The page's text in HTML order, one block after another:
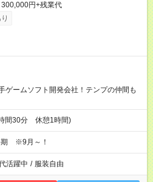
円+残業代
ゲームソフト開発会社！テンプの仲間も
間30分 休憩1時間)
期 ※9月～！
活躍中 / 服装自由